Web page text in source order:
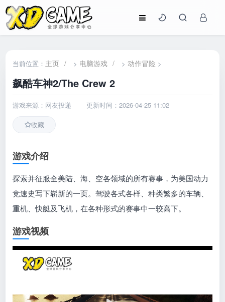
当前位置： 主页 / > 电脑游戏 / >动作冒险 >
飙酷车神2/The Crew 2
游戏来源：网友投递 更新时间：2026-04-25 11:02
收藏
游戏介绍
探索并征服全美陆、海、空各领域的所有赛事，为美国动力
竞速史写下崭新的一页。驾驶各式各样、种类繁多的车辆、
重机、快艇及飞机，在各种形式的赛事中一较高下。
游戏视频